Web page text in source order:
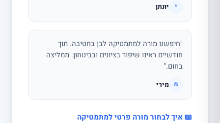
י יונתן
"חיפשנו מורה למתמטיקה לבן בחטיבה. תוך
חודשיים ראינו שיפור בציונים ובביטחון. ממליצה
בחום."
מ מירי
📖 איך לבחור מורה פרטי למתמטיקה